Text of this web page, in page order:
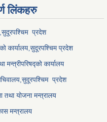
लि‌ंकहरु
,सुदूरपश्चिम प्रदेश
कार्यालय, सुदूरपश्चिमप्रदेश
मन्त्रीपरिषद्को कार्यालय
सुदूरपश्चिम प्रदेश
तथा योजना मन्त्रालय
मन्त्रालय